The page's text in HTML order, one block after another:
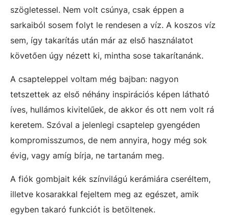
szögletessel. Nem volt csúnya, csak éppen a
sarkaiból sosem folyt le rendesen a víz. A koszos víz
sem, így takarítás után már az első használatot
követően úgy nézett ki, mintha sose takarítanánk.
A csapteleppel voltam még bajban: nagyon
tetszettek az első néhány inspirációs képen látható
íves, hullámos kivitelűek, de akkor és ott nem volt rá
keretem. Szóval a jelenlegi csaptelep gyengéden
kompromisszumos, de nem annyira, hogy még sok
évig, vagy amíg bírja, ne tartanám meg.
A fiók gombjait kék színvilágú kerámiára cseréltem,
illetve kosarakkal fejeltem meg az egészet, amik
egyben takaró funkciót is betöltenek.